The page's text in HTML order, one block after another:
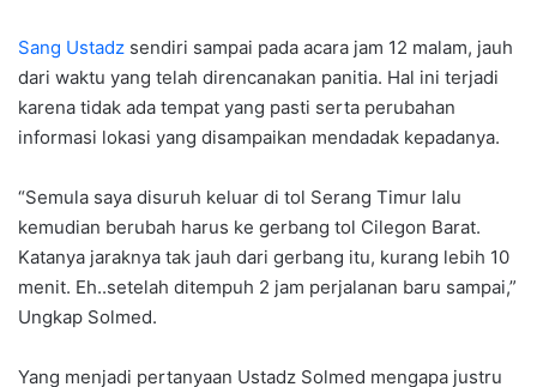
Sang Ustadz sendiri sampai pada acara jam 12 malam, jauh
dari waktu yang telah direncanakan panitia. Hal ini terjadi
karena tidak ada tempat yang pasti serta perubahan
informasi lokasi yang disampaikan mendadak kepadanya.
“Semula saya disuruh keluar di tol Serang Timur lalu
kemudian berubah harus ke gerbang tol Cilegon Barat.
Katanya jaraknya tak jauh dari gerbang itu, kurang lebih 10
menit. Eh..setelah ditempuh 2 jam perjalanan baru sampai,”
Ungkap Solmed.
Yang menjadi pertanyaan Ustadz Solmed mengapa justru